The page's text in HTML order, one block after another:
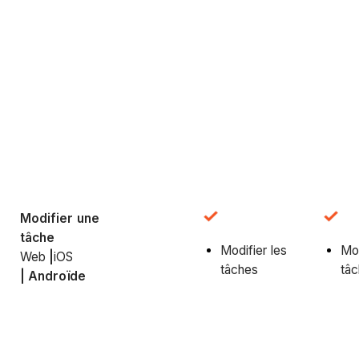
Modifier une
tâche
Web |iOS
Androïde
Modifier les
tâches